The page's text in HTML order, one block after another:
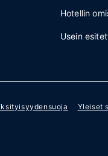
Hotellin
Usein
Yleiset